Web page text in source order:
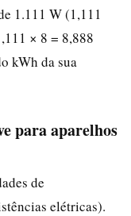
1.111 W (1,111
× 8 = 8,888
kWh da sua
para aparelhos
de
elétricas).